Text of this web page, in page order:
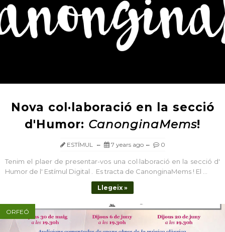
Nova col·laboració en la secció
d'Humor: CanonginaMems!
ESTÍMUL 7 years ago 0
Tenim el plaer de presentar-vos una col·laboració en la secció d'
Humor de l' Estímul Digital . Es tracta de CanonginaMems ! El ...
Llegeix »
ORFEÓ